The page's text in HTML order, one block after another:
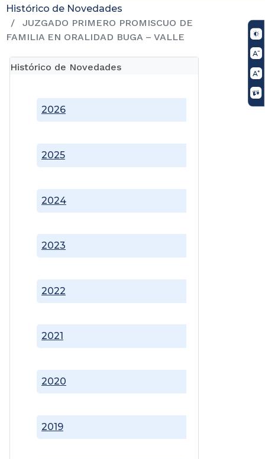
Histórico de Novedades
JUZGADO PRIMERO PROMISCUO DE
FAMILIA EN ORALIDAD BUGA – VALLE
Histórico de Novedades
2019
2020
2021
2022
2023
2024
2025
2026